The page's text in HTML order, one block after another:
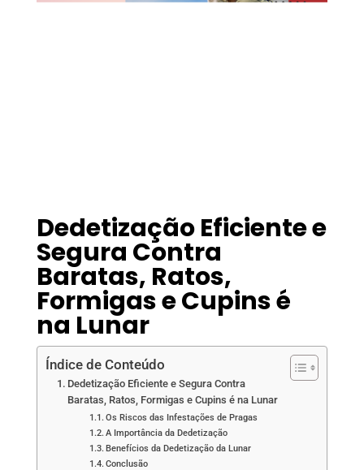
Dedetização Eficiente e
Segura Contra
Baratas, Ratos,
Formigas e Cupins é
na Lunar
Índice de Conteúdo
Dedetização Eficiente e Segura Contra
Baratas, Ratos, Formigas e Cupins é na Lunar
Os Riscos das Infestações de Pragas
A Importância da Dedetização
Benefícios da Dedetização da Lunar
Conclusão